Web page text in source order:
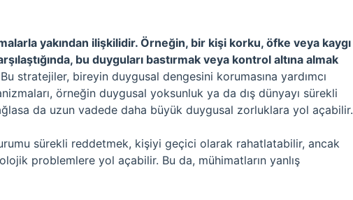
yakından ilişkilidir. Örneğin, bir kişi korku, öfke veya kaygı
bu duyguları bastırmak veya kontrol altına almak
Bu stratejiler, bireyin duygusal dengesini korumasına yardımcı
örneğin duygusal yoksunluk ya da dış dünyayı sürekli
da uzun vadede daha büyük duygusal zorluklara yol açabilir.
sürekli reddetmek, kişiyi geçici olarak rahatlatabilir, ancak
problemlere yol açabilir. Bu da, mühimatların yanlış